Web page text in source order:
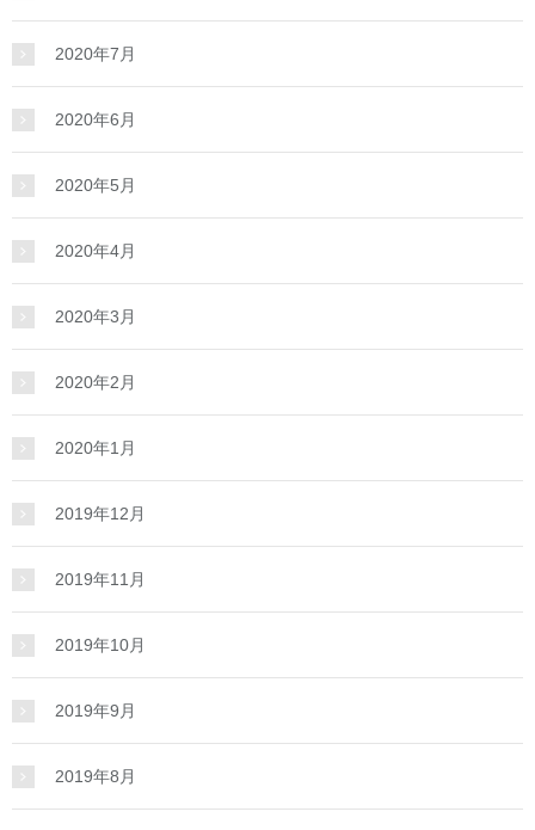
2020年7月
2020年6月
2020年5月
2020年4月
2020年3月
2020年2月
2020年1月
2019年12月
2019年11月
2019年10月
2019年9月
2019年8月